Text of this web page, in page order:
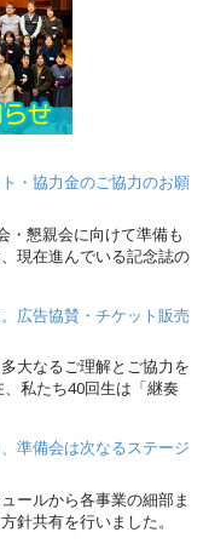
・協力金のご協力のお願
・懇親会に向けて準備も
現在進んでいる記念誌の
広告協賛・チケット販売
大なるご理解とご協力を
私たち40回生は「継奏
準備会は次なるステージ
ールから各事業の細部ま
針共有を行いました。